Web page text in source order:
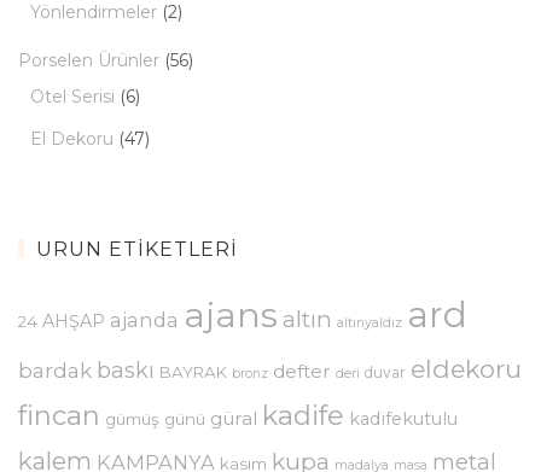
Yönlendirmeler (2)
Porselen Ürünler (56)
Otel Serisi (6)
El Dekoru (47)
ÜRÜN ETIKETLERI
24 AHŞAP ajanda ajans altın altınyaldız ard
bardak baskı BAYRAK bronz defter deri duvar eldekoru
fincan gümüş günü güral kadife kadifekutulu
kalem KAMPANYA kasım kupa madalya masa metal